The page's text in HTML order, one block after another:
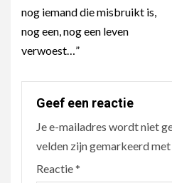
nog iemand die misbruikt is,
nog een, nog een leven
verwoest…”
Geef een reactie
Je e-mailadres wordt niet
velden zijn gemarkeerd met
Reactie*